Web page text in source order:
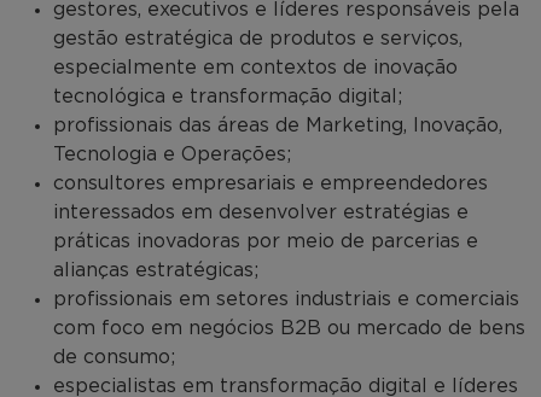
gestores, executivos e líderes responsáveis pela
gestão estratégica de produtos e serviços,
especialmente em contextos de inovação
tecnológica e transformação digital;
profissionais das áreas de Marketing, Inovação,
Tecnologia e Operações;
consultores empresariais e empreendedores
interessados em desenvolver estratégias e
práticas inovadoras por meio de parcerias e
alianças estratégicas;
profissionais em setores industriais e comerciais
com foco em negócios B2B ou mercado de bens
de consumo;
especialistas em transformação digital e líderes